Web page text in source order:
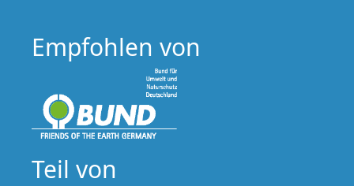
Empfohlen von
Teil von